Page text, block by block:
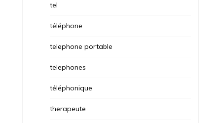
tel
téléphone
telephone portable
telephones
téléphonique
therapeute